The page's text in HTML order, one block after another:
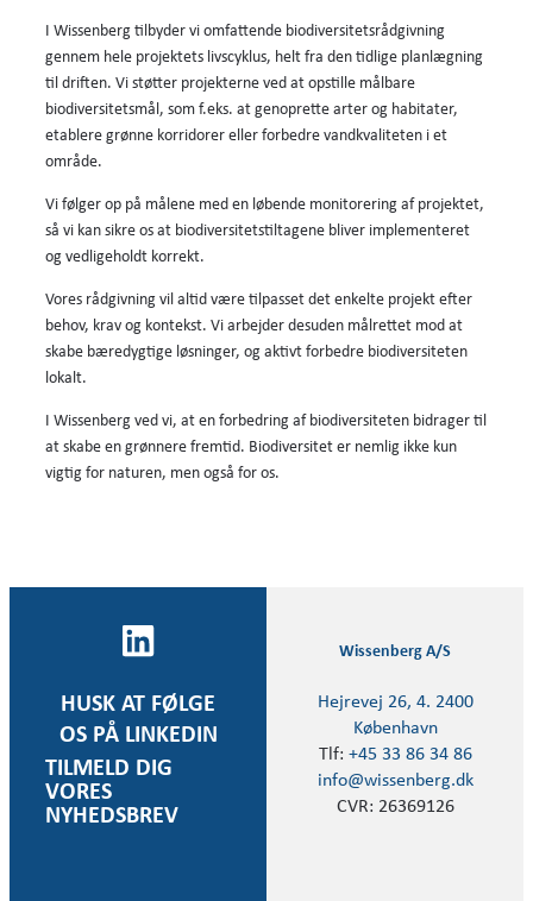
I Wissenberg tilbyder vi omfattende biodiversitetsrådgivning
gennem hele projektets livscyklus, helt fra den tidlige planlægning
til driften. Vi støtter projekterne ved at opstille målbare
biodiversitetsmål, som f.eks. at genoprette arter og habitater,
etablere grønne korridorer eller forbedre vandkvaliteten i et
område.
Vi følger op på målene med en løbende monitorering af projektet,
så vi kan sikre os at biodiversitetstiltagene bliver implementeret
og vedligeholdt korrekt.
Vores rådgivning vil altid være tilpasset det enkelte projekt efter
behov, krav og kontekst. Vi arbejder desuden målrettet mod at
skabe bæredygtige løsninger, og aktivt forbedre biodiversiteten
lokalt.
I Wissenberg ved vi, at en forbedring af biodiversiteten bidrager til
at skabe en grønnere fremtid. Biodiversitet er nemlig ikke kun
vigtig for naturen, men også for os.
HUSK AT FØLGE
OS PÅ LINKEDIN
TILMELD DIG
VORES
NYHEDSBREV
Wissenberg A/S
Hejrevej 26, 4. 2400
København
Tlf: +45 33 86 34 86
info@wissenberg.dk
CVR: 26369126